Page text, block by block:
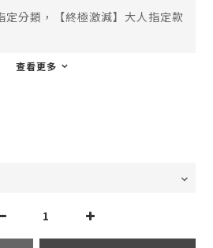
定分類，【終極激減】大人指定款
查看更多